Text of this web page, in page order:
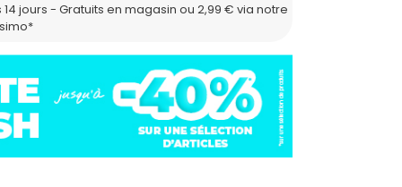
14 jours - Gratuits en magasin ou 2,99 € via notre